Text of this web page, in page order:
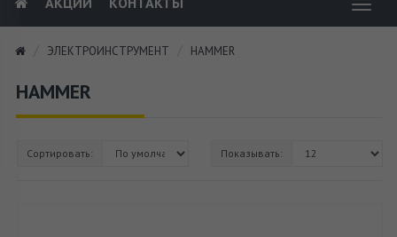
ЭЛЕКТРОИНСТРУМЕНТ HAMMER
HAMMER
Сортировать: Показывать: